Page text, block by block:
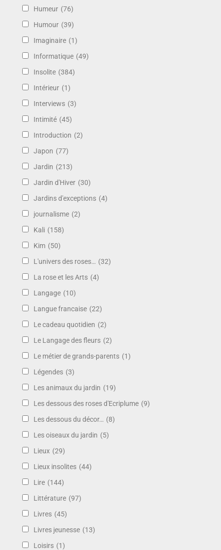
Humeur (76)
Humour (39)
Imaginaire (1)
Informatique (49)
Insolite (384)
Intérieur (1)
Interviews (3)
Intimité (45)
Introduction (2)
Japon (77)
Jardin (213)
Jardin d'Hiver (30)
Jardins d'exceptions (4)
journalisme (2)
Kali (158)
Kim (50)
L'univers des roses… (32)
La rose et les Arts (4)
Langage (10)
Langue francaise (22)
Le cadeau quotidien (2)
Le Langage des fleurs (2)
Le métier de grands-parents (1)
Légendes (3)
Les animaux du jardin (19)
Les dessous des roses d'Ecriplume (9)
Les dessous du décor… (8)
Les oiseaux du jardin (5)
Lieux (29)
Lieux insolites (44)
Lire (144)
Littérature (97)
Livres (45)
Livres jeunesse (13)
Loisirs (1)